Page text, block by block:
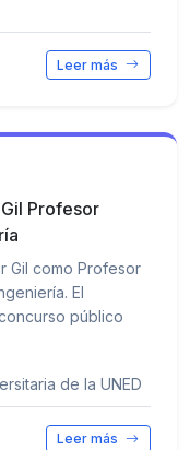
Leer más
Profesor
Gil como Profesor
El
público
de la UNED
Leer más